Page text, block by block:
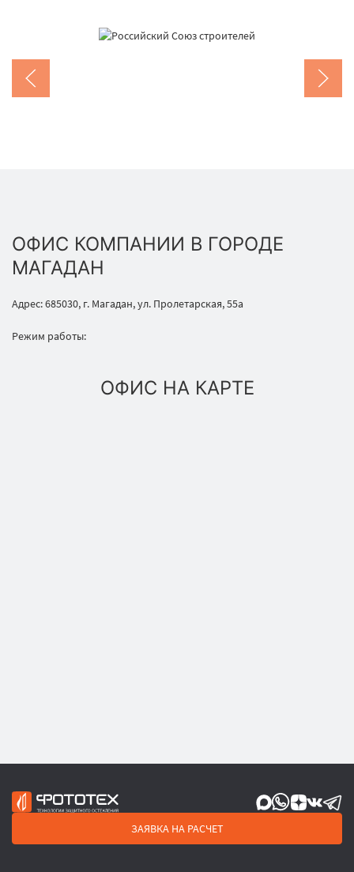
ОФИС КОМПАНИИ В ГОРОДЕ
МАГАДАН
Адрес: 685030, г. Магадан, ул. Пролетарская, 55а
Режим работы:
ОФИС НА КАРТЕ
ЗАЯВКА НА РАСЧЕТ